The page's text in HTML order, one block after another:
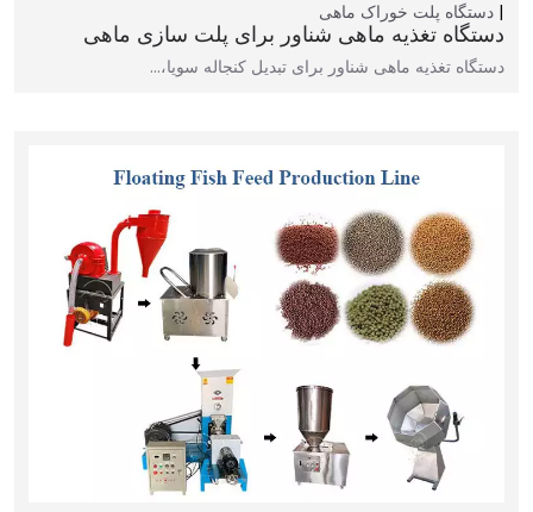
دستگاه پلت خوراک ماهی
دستگاه تغذیه ماهی شناور برای پلت سازی ماهی
دستگاه تغذیه ماهی شناور برای تبدیل کنجاله سویا،…